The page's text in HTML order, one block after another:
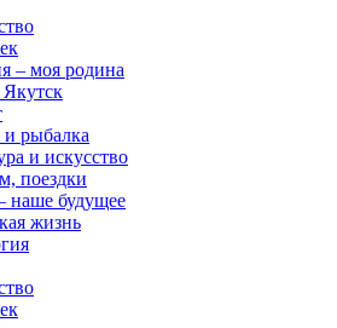
– моя родина
и рыбалка
и искусство
поездки
наше будущее
жизнь